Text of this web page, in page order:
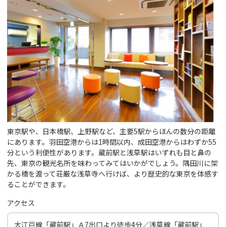
東京駅や、日本橋駅、上野駅など、主要5駅からほんの数分の距離
にあります。羽田空港からは1時間以内、成田空港からはわずか55
分という利便性があります。蔵前駅と浅草駅はいずれも目と鼻の
先、東京の観光名所を味わってみてはいかがでしょう。隅田川に架
かる橋を渡って荘厳な浅草寺へ行けば、より歴史的な東京を体感す
ることができます。
アクセス
大江戸線「蔵前駅」Ａ7出口より徒歩4分／浅草線「蔵前駅」